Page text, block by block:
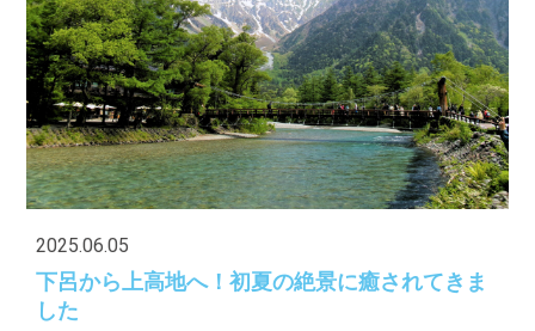
2025.06.05
下呂から上高地へ！初夏の絶景に癒されてきま
した